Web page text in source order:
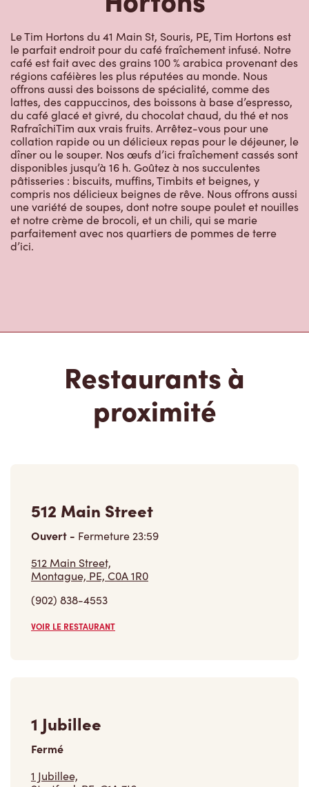
Le Tim Hortons du 41 Main St, Souris, PE, Tim Hortons est
le parfait endroit pour du café fraîchement infusé. Notre
café est fait avec des grains 100 % arabica provenant des
régions caféières les plus réputées au monde. Nous
offrons aussi des boissons de spécialité, comme des
lattes, des cappuccinos, des boissons à base d’espresso,
du café glacé et givré, du chocolat chaud, du thé et nos
RafraîchiTim aux vrais fruits. Arrêtez-vous pour une
collation rapide ou un délicieux repas pour le déjeuner, le
dîner ou le souper. Nos œufs d’ici fraîchement cassés sont
disponibles jusqu’à 16 h. Goûtez à nos succulentes
pâtisseries : biscuits, muffins, Timbits et beignes, y
compris nos délicieux beignes de rêve. Nous offrons aussi
une variété de soupes, dont notre soupe poulet et nouilles
et notre crème de brocoli, et un chili, qui se marie
parfaitement avec nos quartiers de pommes de terre
d’ici.
Restaurants à
proximité
512 Main Street
Ouvert - Fermeture23:59
512 Main Street,
Montague, PE, C0A 1R0
(902) 838-4553
VOIR LE RESTAURANT
1 Jubillee
Fermé
1 Jubillee,